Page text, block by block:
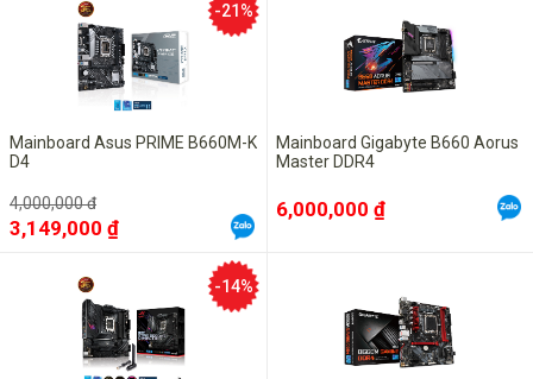
Mainboard Asus PRIME B660M-K
D4
4,000,000 đ
3,149,000 ₫
-21%
Mainboard Gigabyte B660 Aorus
Master DDR4
6,000,000 ₫
-14%